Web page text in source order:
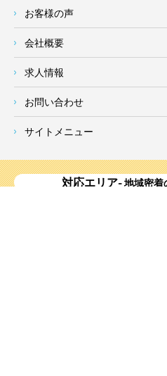
お客様の声
会社概要
求人情報
お問い合わせ
サイトメニュー
対応エリア- 地域密着